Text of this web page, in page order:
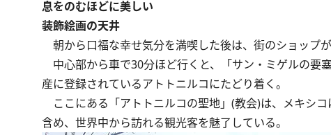
息をのむほどに美しい
装飾絵画の天井
朝から口福な幸せ気分を満喫した後は、街のショップ
中心部から車で30分ほど行くと、「サン・ミゲルの要
産に登録されているアトトニルコにたどり着く。
ここにある「アトトニルコの聖地」(教会)は、メキシ
含め、世界中から訪れる観光客を魅了している。